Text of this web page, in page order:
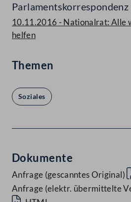
Parlamentskorrespondenz
10.11.2016 - Nationalrat: Alle
helfen
Themen
Soziales
Dokumente
Anfrage (gescanntes Original)
Anfrage (elektr. übermittelte